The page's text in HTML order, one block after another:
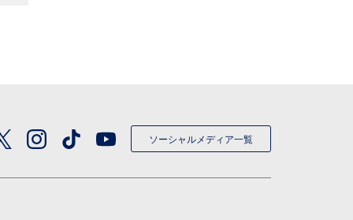
ソーシャルメディア一覧